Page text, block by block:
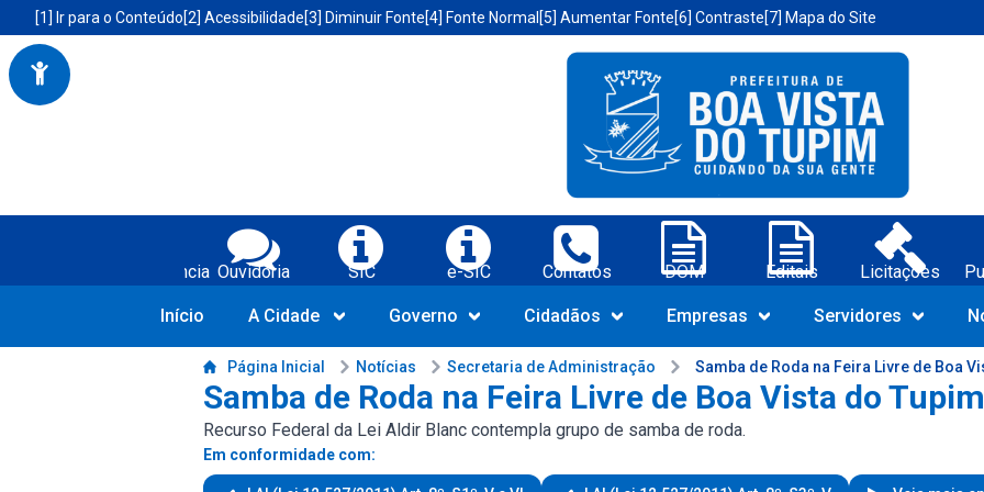
Portal da Prefeitura Municipal de Boa Vista do Tupim-BA
Acessibilidade da Prefeitura de Boa Vista do Tupim-BA
[1] Ir para o Conteúdo[2] Acessibilidade[3] Diminuir Fonte[4] Fonte Normal [5] Aumentar Fonte[6] Contraste[7] Mapa do Site
Serviços da Prefeitura Municipal de Boa Vista do Tupim-BA;
SIC e-SIC Contatos DOM Editais Licitações Publicações
Navegue pelo portal da
Início A Cidade Governo Cidadãos Empresas Servidores
Conteúdo da Prefeitura de Boa Vista do Tupim-BA
Página Inicial Notícias Secretaria de Administração Samba de Roda na Feira Livre de Boa
Samba de Roda na Feira Livre de Boa Vista do Tupim
Recurso Federal da Lei Aldir Blanc contempla grupo de samba de roda.
Em conformidade com: